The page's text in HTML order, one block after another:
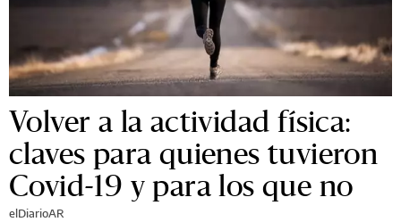
Volver a la actividad física:
claves para quienes tuvieron
Covid-19 y para los que no
elDiarioAR